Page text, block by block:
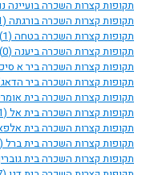
תקופות קצרות השכרה בועיינה
תקופות קצרות השכרה בורגתה (1)
תקופות קצרות השכרה בטחה (1)
תקופות קצרות השכרה ביענה (0)
תקופות קצרות השכרה ביר א
תקופות קצרות השכרה ביר
תקופות קצרות השכרה בית
תקופות קצרות השכרה בית אל (11)
תקופות קצרות השכרה בית
תקופות קצרות השכרה בית ברל (0)
תקופות קצרות השכרה בית